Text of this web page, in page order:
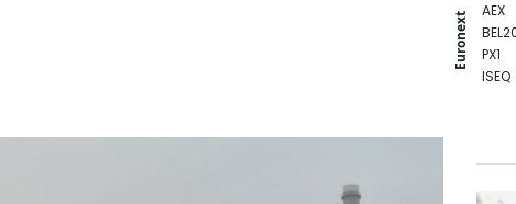
Euronext
AEX
PX1
ISEQ